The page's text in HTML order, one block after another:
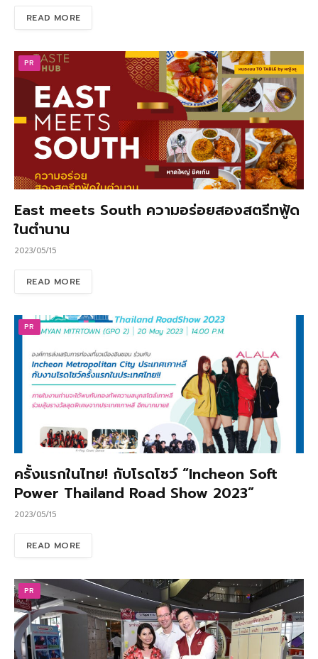
READ MORE
PR
East meets South ความอร่อยสองสตรีทฟู้ด
ในตำนาน
2023/05/15
READ MORE
PR
ครั้งแรกในไทย! กับโรดโชว์ “Incheon Soft
Power Thailand Road Show 2023”
2023/05/15
READ MORE
PR